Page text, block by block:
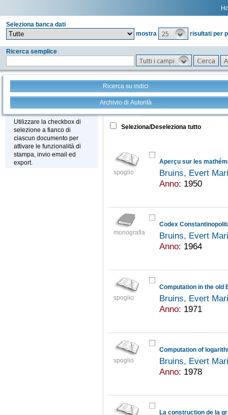
Seleziona banca dati
mostra
25 risultati per
Ricerca semplice
Tutti i campi
Ricerca su indici
Archivio di Autorità
Stampa - Email - Export
Utilizzare la checkbox di
selezione a fianco di
ciascun documento per
attivare le funzionalità di
stampa, invio email ed
export.
Tutto +
Seleziona/Deseleziona tutto
spoglio
Aperçu sur les
Bruins, Evert
Anno: 1950
monografia
Codex
Bruins, Evert
Anno: 1964
spoglio
Computation in the old
Bruins, Evert
Anno: 1971
spoglio
Computation of
Bruins, Evert
Anno: 1978